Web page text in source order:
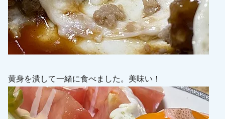
黄身を潰して一緒に食べました。美味い！